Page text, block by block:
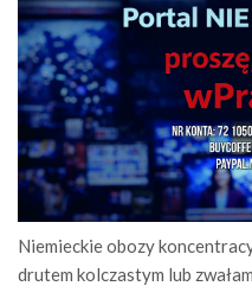
Niemieckie obozy
drutem kolczastym lub